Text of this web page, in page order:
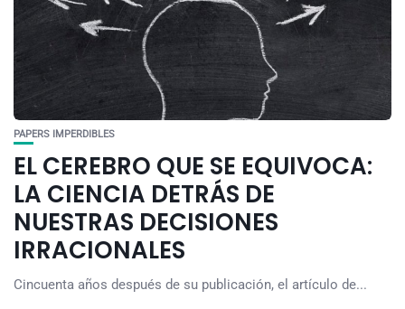
PAPERS IMPERDIBLES
EL CEREBRO QUE SE EQUIVOCA:
LA CIENCIA DETRÁS DE
NUESTRAS DECISIONES
IRRACIONALES
Cincuenta años después de su publicación, el artículo de...